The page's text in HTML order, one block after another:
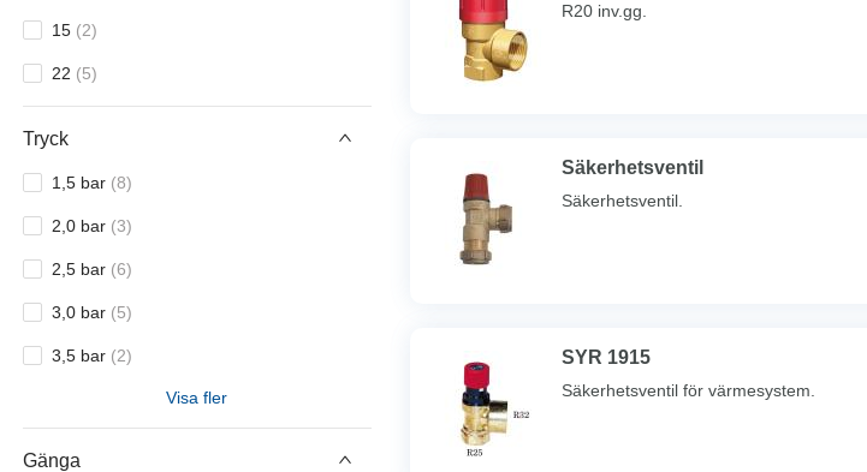
15 (2)
22 (5)
Tryck
1,5 bar (8)
2,0 bar (3)
2,5 bar (6)
3,0 bar (5)
3,5 bar (2)
4 bar/1,5 bar röd (1 )
Visa fler
Gänga
R20 inv.gg.
Säkerhetsventil
Säkerhetsventil.
SYR 1915
Säkerhetsventil för värmesystem.